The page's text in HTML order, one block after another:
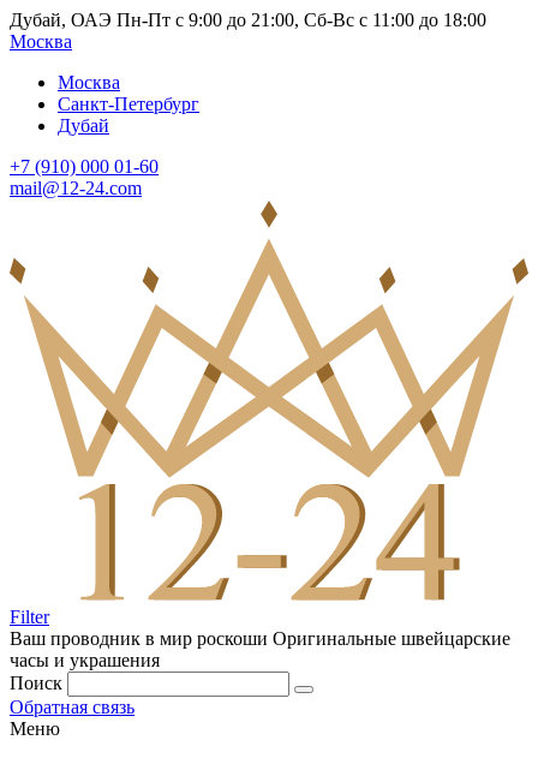
Дубай, ОАЭ Пн-Пт с 9:00 до 21:00, Сб-Вс с 11:00 до 18:00
Москва
Москва
Санкт-Петербург
Дубай
+7 (910) 000 01-60
mail@12-24.com
Filter
Ваш проводник в мир роскоши Оригинальные швейцарские
часы и украшения
Поиск
Обратная связь
Меню